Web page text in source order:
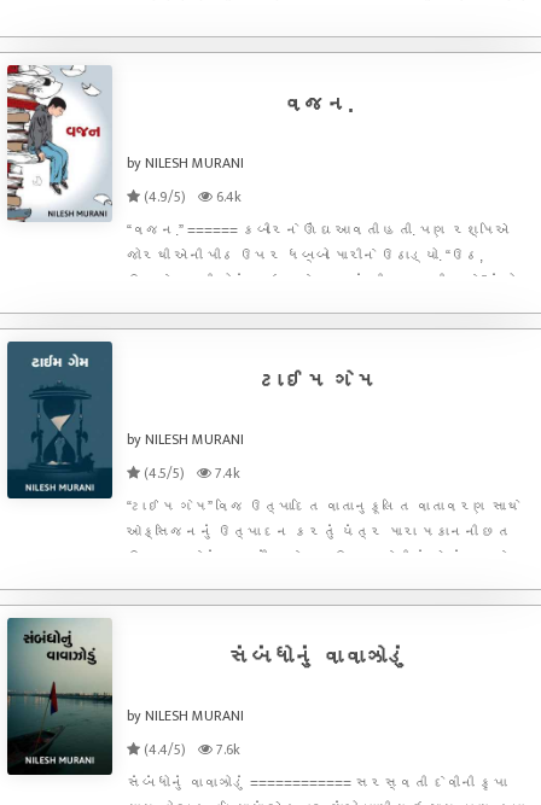
પહેરેલો દેવજી માતાને કુતુહલવશ આગળની હરોળમાં બેઠો
વજન.
by NILESH MURANI
(4.9/5)
6.4k
“વજન.” ====== કબીરને ઊંઘ આવતી હતી. પણ રશ્મિએ
જોરથી એની પીઠ ઉપર ધબ્બો મારીને ઉઠાડ્યો. “ઉઠ,
ઉઠને... પછી મોડું થઇ જશે.. હમણાં રીક્ષા આવી જશે.”આંખો
એણે હાથ અને મોં ઉપર પાણી છાંટયું. પેશાબ કરવા ઉભો
ટાઈમ ગેમ
by NILESH MURANI
(4.5/5)
7.4k
“ટાઈમ ગેમ” વિજ ઉત્પાદિત વાતાનુકૂલિત વાતાવરણ સાથે
ઓક્સિજનનું ઉત્પાદન કરતું યંત્ર મારા મકાનની છત
ઉપર લાગેલું. ડાયનીંગ ટેબલ ઉપર બેસી હું એ યંત્રને
આવી ગયો? અચાનક મને કોઈ વિચાર આવ્યો. હું અલમારી ત
સંબંધોનું વાવાઝોડું
by NILESH MURANI
(4.4/5)
7.6k
સંબંધોનું વાવાઝોડું ============ સરસ્વતી દેવીની કૃપા